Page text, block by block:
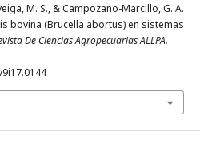
M. S., & Campozano-Marcillo, G. A.
bovina (Brucella abortus) en sistemas
De Ciencias Agropecuarias ALLPA.